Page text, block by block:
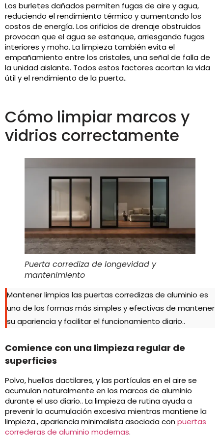
Los burletes dañados permiten fugas de aire y agua,
reduciendo el rendimiento térmico y aumentando los
costos de energía. Los orificios de drenaje obstruidos
provocan que el agua se estanque, arriesgando fugas
interiores y moho. La limpieza también evita el
empañamiento entre los cristales, una señal de falla de
la unidad aislante. Todos estos factores acortan la vida
útil y el rendimiento de la puerta..
Cómo limpiar marcos y
vidrios correctamente
Puerta corrediza de longevidad y
mantenimiento
Mantener limpias las puertas corredizas de aluminio es
una de las formas más simples y efectivas de mantener
su apariencia y facilitar el funcionamiento diario..
Comience con una limpieza regular de
superficies
Polvo, huellas dactilares, y las partículas en el aire se
acumulan naturalmente en los marcos de aluminio
durante el uso diario.. La limpieza de rutina ayuda a
prevenir la acumulación excesiva mientras mantiene la
limpieza., apariencia minimalista asociada con puertas
correderas de aluminio modernas.